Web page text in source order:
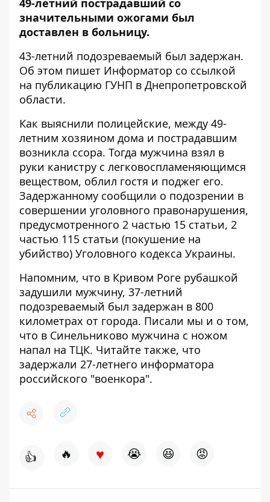
49-летний пострадавший со
значительными ожогами был
доставлен в больницу.
43-летний подозреваемый был задержан.
Об этом пишет Информатор со ссылкой
на публикацию ГУНП в Днепропетровской
области.
Как выяснили полицейские, между 49-
летним хозяином дома и пострадавшим
возникла ссора. Тогда мужчина взял в
руки канистру с легковоспламеняющимся
веществом, облил гостя и поджег его.
Задержанному сообщили о подозрении в
совершении уголовного правонарушения,
предусмотренного 2 частью 15 статьи, 2
частью 115 статьи (покушение на
убийство) Уголовного кодекса Украины.
Напомним, что в Кривом Роге рубашкой
задушили мужчину, 37-летний
подозреваемый был задержан в 800
километрах от города. Писали мы и о том,
что в Синельниково мужчина с ножом
напал на ТЦК. Читайте также, что
задержали 27-летнего информатора
российского "военкора".
👍 🔥 ♥ 😭 😆 😡